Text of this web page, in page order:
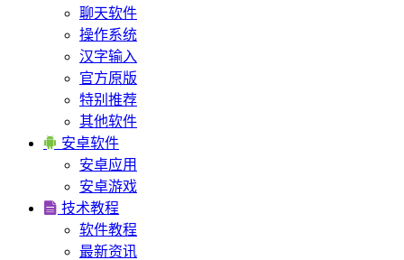
聊天软件
操作系统
汉字输入
官方原版
特别推荐
其他软件
 安卓软件
安卓应用
安卓游戏
 技术教程
软件教程
最新资讯